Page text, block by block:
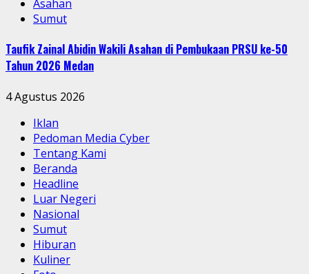
Asahan
Sumut
Taufik Zainal Abidin Wakili Asahan di Pembukaan PRSU ke-50
Tahun 2026 Medan
4 Agustus 2026
Iklan
Pedoman Media Cyber
Tentang Kami
Beranda
Headline
Luar Negeri
Nasional
Sumut
Hiburan
Kuliner